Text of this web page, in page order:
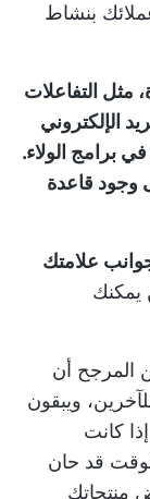
بنشاط
مثل التفاعلات
الإلكتروني
برامج الولاء.
وجود قاعدة
علامتك
يمكنك
المرجح أن
ويبقون
كانت
قد حان
منتجاتك